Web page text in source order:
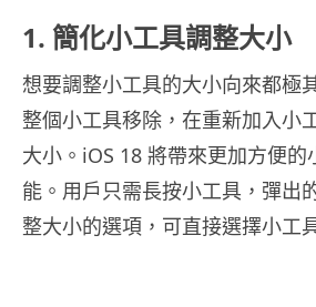
1. 簡化小工具調整大小
想要調整小工具的大小向來都極
整個小工具移除，在重新加入小
大小。iOS 18 將帶來更加方便的
能。用戶只需長按小工具，彈出
整大小的選項，可直接選擇小工